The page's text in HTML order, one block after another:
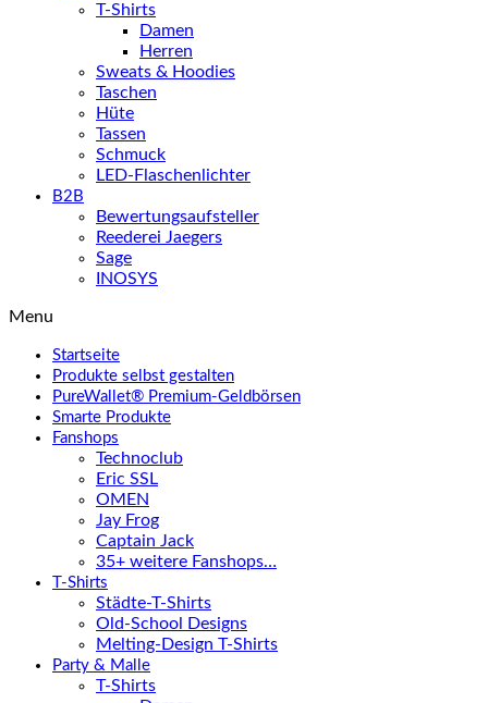
T-Shirts
Damen
Herren
Sweats & Hoodies
Taschen
Hüte
Tassen
Schmuck
LED-Flaschenlichter
B2B
Bewertungsaufsteller
Reederei Jaegers
Sage
INOSYS
Menu
Startseite
Produkte selbst gestalten
PureWallet® Premium-Geldbörsen
Smarte Produkte
Fanshops
Technoclub
Eric SSL
OMEN
Jay Frog
Captain Jack
35+ weitere Fanshops…
T-Shirts
Städte-T-Shirts
Old-School Designs
Melting-Design T-Shirts
Party & Malle
T-Shirts